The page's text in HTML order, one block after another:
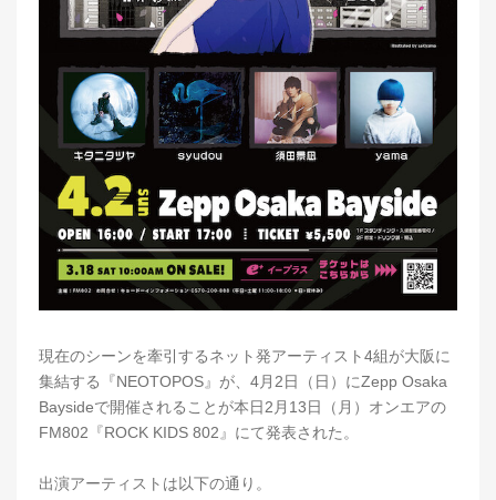
現在のシーンを牽引するネット発アーティスト4組が大阪に
集結する『NEOTOPOS』が、4月2日（日）にZepp Osaka
Baysideで開催されることが本日2月13日（月）オンエアの
FM802『ROCK KIDS 802』にて発表された。
出演アーティストは以下の通り。